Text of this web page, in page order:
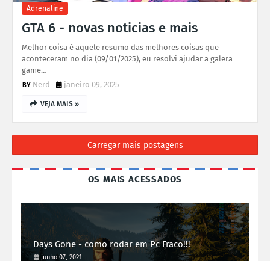
Adrenaline
GTA 6 - novas noticias e mais
Melhor coisa é aquele resumo das melhores coisas que
aconteceram no dia (09/01/2025), eu resolvi ajudar a galera
game…
Nerd
janeiro 09, 2025
VEJA MAIS »
Carregar mais postagens
OS MAIS ACESSADOS
Days Gone - como rodar em Pc Fraco!!!
junho 07, 2021